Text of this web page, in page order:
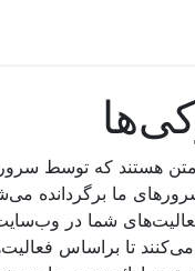
هستند که توسط
ما برگردانده
فعالیت‌های شما در
تا براساس